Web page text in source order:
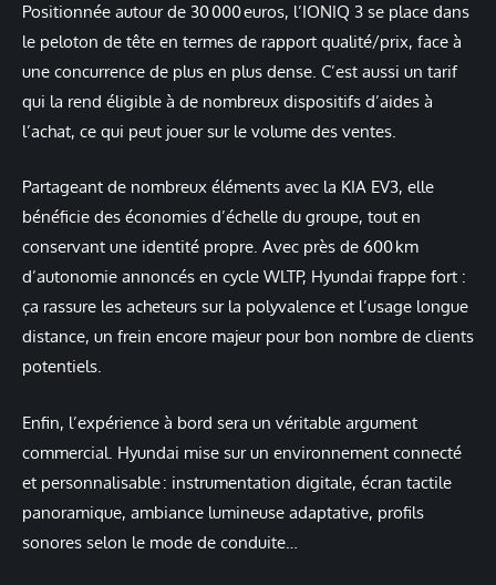
Positionnée autour de 30 000 euros, l’IONIQ 3 se place dans
le peloton de tête en termes de rapport qualité/prix, face à
une concurrence de plus en plus dense. C’est aussi un tarif
qui la rend éligible à de nombreux dispositifs d’aides à
l’achat, ce qui peut jouer sur le volume des ventes.
Partageant de nombreux éléments avec la KIA EV3, elle
bénéficie des économies d’échelle du groupe, tout en
conservant une identité propre. Avec près de 600 km
d’autonomie annoncés en cycle WLTP, Hyundai frappe fort :
ça rassure les acheteurs sur la polyvalence et l’usage longue
distance, un frein encore majeur pour bon nombre de clients
potentiels.
Enfin, l’expérience à bord sera un véritable argument
commercial. Hyundai mise sur un environnement connecté
et personnalisable : instrumentation digitale, écran tactile
panoramique, ambiance lumineuse adaptative, profils
sonores selon le mode de conduite…